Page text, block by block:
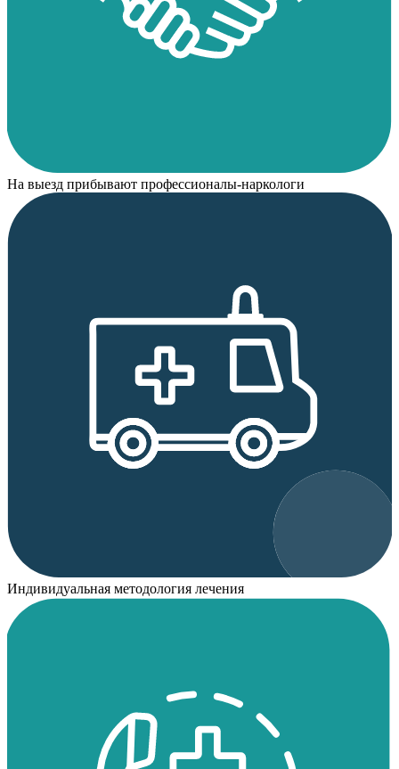
На выезд прибывают профессионалы-наркологи
Индивидуальная методология лечения